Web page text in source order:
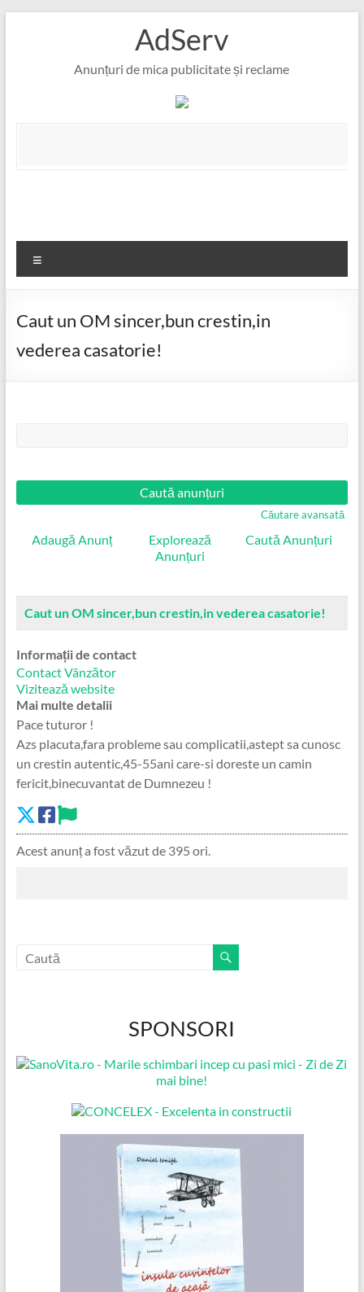
AdServ
Anunțuri de mica publicitate și reclame
Caut un OM sincer,bun crestin,in
vederea casatorie!
Căutare avansată
Adaugă Anunț
Explorează
Anunțuri
Caută Anunțuri
Caut un OM sincer,bun crestin,in vederea casatorie!
Informații de contact
Contact Vânzător
Vizitează website
Mai multe detalii
Pace tuturor !
Azs placuta,fara probleme sau complicatii,astept sa cunosc
un crestin autentic,45-55ani care-si doreste un camin
fericit,binecuvantat de Dumnezeu !
Acest anunț a fost văzut de 395 ori.
SPONSORI